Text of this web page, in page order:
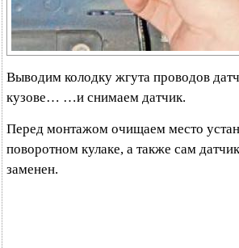
Выводим колодку жгута проводов
кузове… …и снимаем датчик.
Перед монтажом очищаем место
поворотном кулаке, а также сам
заменен.